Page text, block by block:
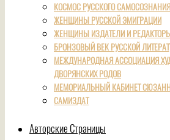
КОСМОС РУССКОГО САМОСОЗНАНИЯ
ЖЕНЩИНЫ РУССКОЙ ЭМИГРАЦИИ
ЖЕНЩИНЫ ИЗДАТЕЛИ И РЕДАКТОРЫ
БРОНЗОВЫЙ ВЕК РУССКОЙ
МЕЖДУНАРОДНАЯ АССОЦИАЦИЯ
ДВОРЯНСКИХ РОДОВ
МЕМОРИАЛЬНЫЙ КАБИНЕТ
САМИЗДАТ
Авторские Страницы